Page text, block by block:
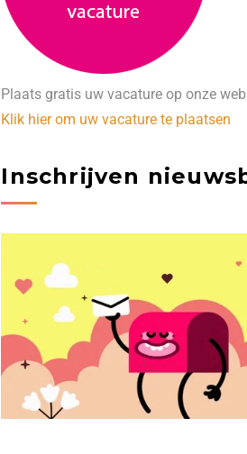
Plaats gratis uw vacature op onze
Klik hier om uw vacature te plaatsen
Inschrijven